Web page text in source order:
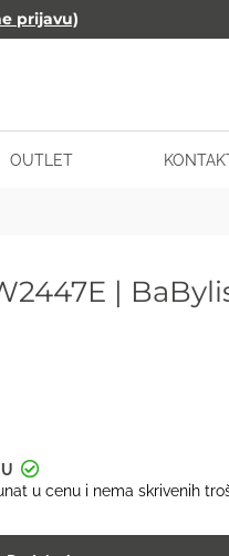
prijavu)
OUTLET
|
u cenu i nema skrivenih